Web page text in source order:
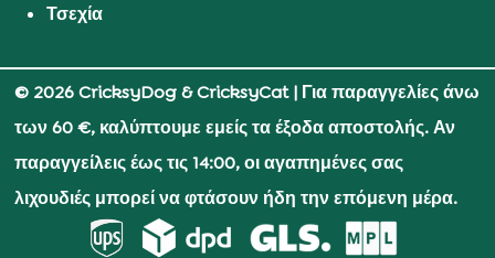
Τσεχία
© 2026 CricksyDog & CricksyCat| Για παραγγελίες άνω
των 60 €, καλύπτουμε εμείς τα έξοδα αποστολής. Αν
παραγγείλεις έως τις 14:00, οι αγαπημένες σας
λιχουδιές μπορεί να φτάσουν ήδη την επόμενη μέρα.